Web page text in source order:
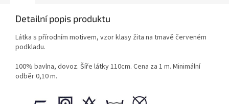
Detailní popis produktu
Látka s přírodním motivem, vzor klasy žita na tmavě červeném
podkladu.
100% bavlna, dovoz. Šíře látky 110cm. Cena za 1 m. Minimální
odběr 0,10 m.